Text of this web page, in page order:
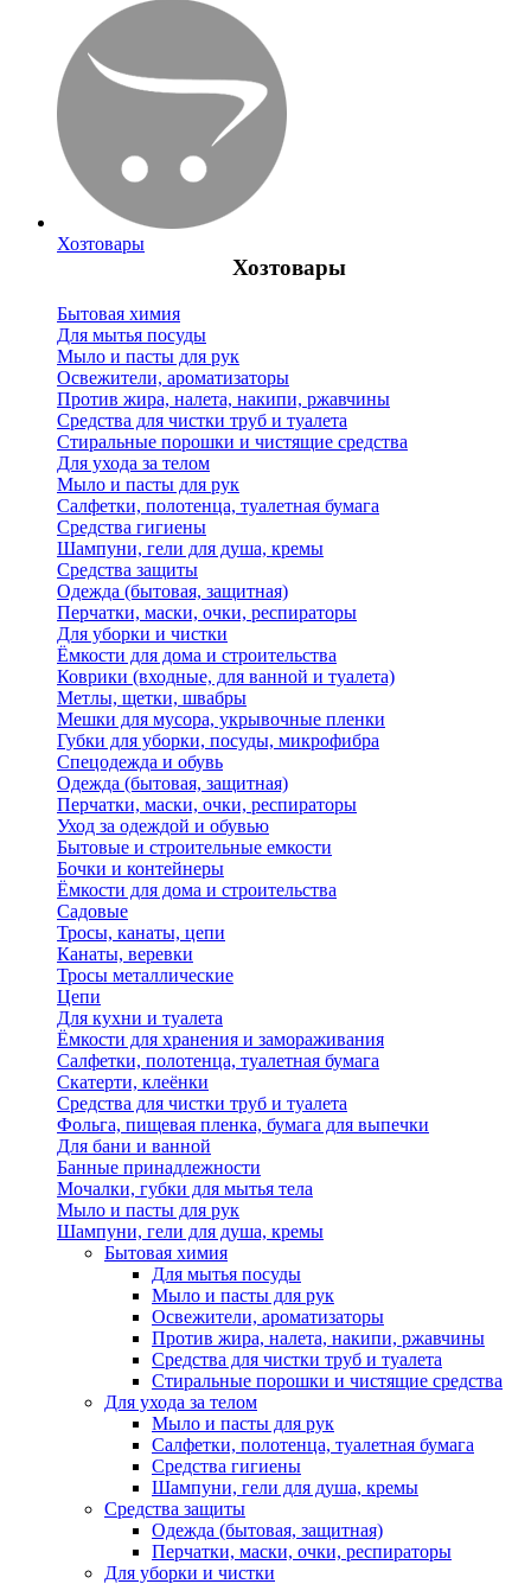
Хозтовары
Хозтовары
Бытовая химия
Для мытья посуды
Мыло и пасты для рук
Освежители, ароматизаторы
Против жира, налета, накипи, ржавчины
Средства для чистки труб и туалета
Стиральные порошки и чистящие средства
Для ухода за телом
Мыло и пасты для рук
Салфетки, полотенца, туалетная бумага
Средства гигиены
Шампуни, гели для душа, кремы
Средства защиты
Одежда (бытовая, защитная)
Перчатки, маски, очки, респираторы
Для уборки и чистки
Ёмкости для дома и строительства
Коврики (входные, для ванной и туалета)
Метлы, щетки, швабры
Мешки для мусора, укрывочные пленки
Губки для уборки, посуды, микрофибра
Спецодежда и обувь
Одежда (бытовая, защитная)
Перчатки, маски, очки, респираторы
Уход за одеждой и обувью
Бытовые и строительные емкости
Бочки и контейнеры
Ёмкости для дома и строительства
Садовые
Тросы, канаты, цепи
Канаты, веревки
Тросы металлические
Цепи
Для кухни и туалета
Ёмкости для хранения и замораживания
Салфетки, полотенца, туалетная бумага
Скатерти, клеёнки
Средства для чистки труб и туалета
Фольга, пищевая пленка, бумага для выпечки
Для бани и ванной
Банные принадлежности
Мочалки, губки для мытья тела
Мыло и пасты для рук
Шампуни, гели для душа, кремы
Бытовая химия
Для мытья посуды
Мыло и пасты для рук
Освежители, ароматизаторы
Против жира, налета, накипи, ржавчины
Средства для чистки труб и туалета
Стиральные порошки и чистящие средства
Для ухода за телом
Мыло и пасты для рук
Салфетки, полотенца, туалетная бумага
Средства гигиены
Шампуни, гели для душа, кремы
Средства защиты
Одежда (бытовая, защитная)
Перчатки, маски, очки, респираторы
Для уборки и чистки